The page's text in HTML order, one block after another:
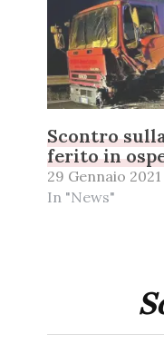
Scontro
ferito in
29 Gennaio 2021
In "News"